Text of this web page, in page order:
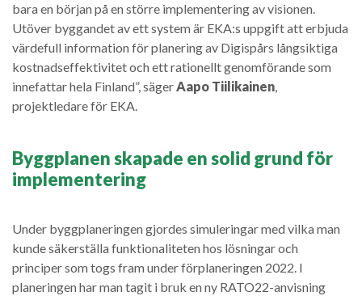
bara en början på en större implementering av visionen.
Utöver byggandet av ett system är EKA:s uppgift att erbjuda
värdefull information för planering av Digispårs långsiktiga
kostnadseffektivitet och ett rationellt genomförande som
innefattar hela Finland”, sägerAapo Tiilikainen,
projektledare för EKA.
Byggplanen skapade en solid grund för
implementering
Under byggplaneringen gjordes simuleringar med vilka man
kunde säkerställa funktionaliteten hos lösningar och
principer som togs fram under förplaneringen 2022. I
planeringen har man tagit i bruk en ny RATO22-anvisning